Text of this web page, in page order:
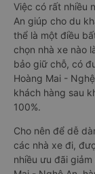
Việc có rất nhiều
An giúp cho du
thể là một điều
chọn nhà xe nào
bảo giữ chỗ, có
Hoàng Mai -
khách hàng sau
100%.
Cho nên để dễ
các nhà xe đi,
nhiều ưu đãi